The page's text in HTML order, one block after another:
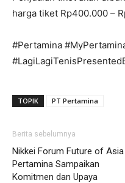
harga tiket Rp400.000 –
#Pertamina
TOPIK PT Pertamina
Berita sebelumnya
Nikkei Forum Future of Asia
Pertamina Sampaikan
Komitmen dan Upaya